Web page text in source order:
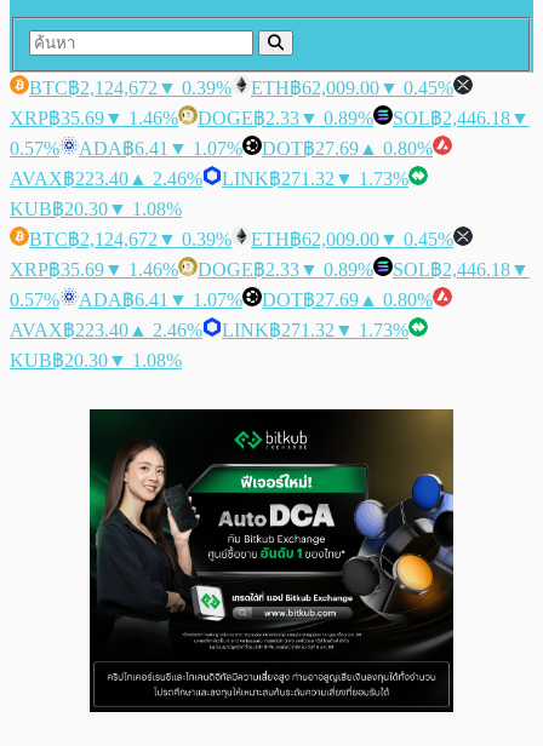
BTC฿2,124,672 ▼ 0.39% ETH฿62,009.00▼ 0.45%
XRP฿35.69▼ 1.46% DOGE฿2.33▼ 0.89% SOL฿2,446.18▼
0.57%
ADA฿6.41 ▼ 1.07% DOT฿27.69 ▲ 0.80%
AVAX฿223.40 ▲ 2.46% LINK฿271.32 ▼ 1.73%
KUB฿20.30▼ 1.08%
BTC฿2,124,672 ▼ 0.39% ETH฿62,009.00▼ 0.45%
XRP฿35.69▼ 1.46% DOGE฿2.33▼ 0.89% SOL฿2,446.18▼
0.57%
ADA฿6.41 ▼ 1.07% DOT฿27.69 ▲ 0.80%
AVAX฿223.40 ▲ 2.46% LINK฿271.32 ▼ 1.73%
KUB฿20.30▼ 1.08%